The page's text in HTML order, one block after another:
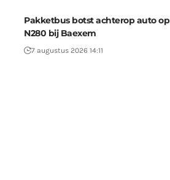
Pakketbus botst achterop auto op
N280 bij Baexem
7 augustus 2026 14:11